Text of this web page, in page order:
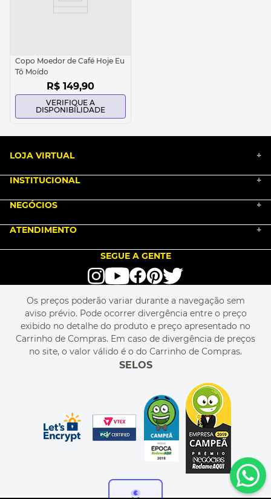
Copo Moedor de Café Hoje Eu
Tô Moído
R$ 149,90
VERIFIQUE A
DISPONIBILIDADE
LOJA VIRTUAL +
TERMOS DE USO
POLÍTICA DE PRIVACIDADE
PERGUNTAS FREQUENTES
MEU CADASTRO
MEU PEDIDO
CUPONS DE DESCONTO
INSTITUCIONAL +
BLOG
RASTREIE O SEU PEDIDO
MAPA DO SITE
NEGÓCIOS +
LOVE BRANDS
SEJA REVENDEDOR
LIVELO
ATENDIMENTO +
alô alô IMG
SEGUE A GENTE
Os preços poderão variar durante a navegação sem
aviso prévio. Pode ocorrer divergência entre o preço
exibido no detalhe do produto e preço apresentado no
Carrinho de Compras. Em caso de divergência de preços
no site, o valor válido é o do Carrinho de Compras.
SELOS